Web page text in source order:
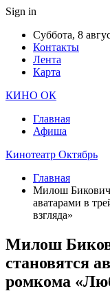
Sign in
Суббота, 8
Контакты
Лента
Карта
КИНО ОК
Главная
Афиша
Кинотеатр Октябрь
Главная
Милош Бикович
аватарами в
взгляда»
Милош
становятся
ромкома